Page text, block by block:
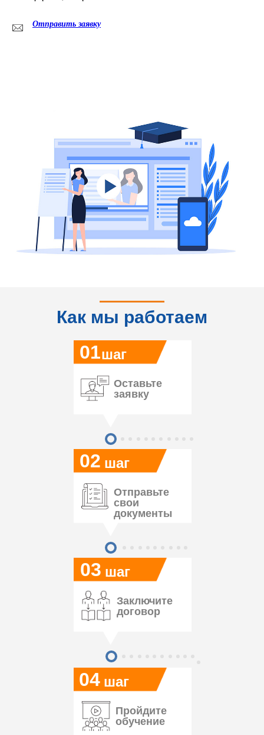
Отправить заявку
Как мы работаем
04
03
02
01
Оставьте
заявку
шаг
шаг
шаг
шаг
Отправьте
свои
документы
Заключите
договор
Пройдите
обучение